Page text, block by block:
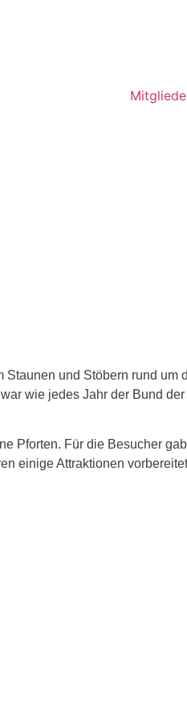
und Stöbern rund um
wie jedes Jahr der Bund
Pforten. Für die Besucher
einige Attraktionen